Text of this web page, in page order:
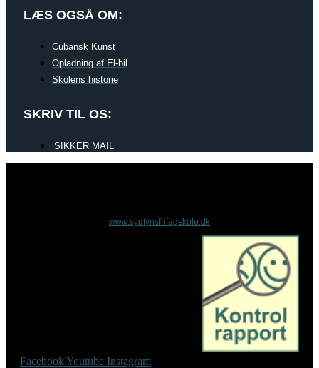
LÆS OGSÅ OM:
Cubansk Kunst
Opladning af El-bil
Skolens historie
SKRIV TIL OS:
SIKKER MAIL
www.sydfynsfrifagskole.dk
Facebook Youtube Instagram